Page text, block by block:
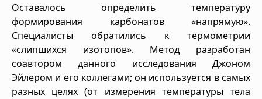
Оставалось определить температуру
формирования карбонатов «напрямую».
Специалисты обратились к термометрии
«слипшихся изотопов». Метод разработан
соавтором данного исследования Джоном
Эйлером и его коллегами; он используется в самых
разных целях (от измерения температуры тела